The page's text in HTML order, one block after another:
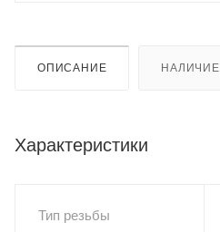
ОПИСАНИЕ НАЛИЧИЕ
Характеристики
Тип резьбы